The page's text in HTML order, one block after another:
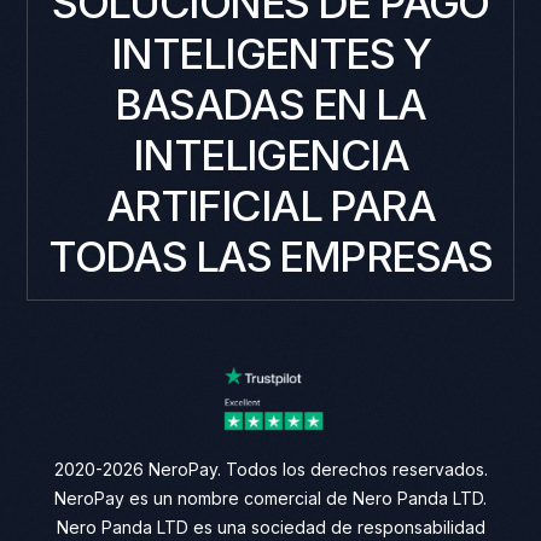
INTELIGENTES Y
BASADAS EN LA
INTELIGENCIA
ARTIFICIAL PARA
TODAS LAS EMPRESAS
2020-2026 NeroPay. Todos los derechos reservados.
NeroPay es un nombre comercial de Nero Panda LTD.
Nero Panda LTD es una sociedad de responsabilidad